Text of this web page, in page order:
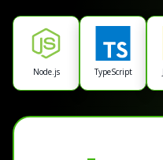
Node.js TypeScript